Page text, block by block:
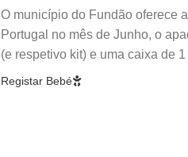
O município do Fundão oferece
Portugal no mês de Junho, o
(e respetivo kit) e uma caixa de
Registar Bebé